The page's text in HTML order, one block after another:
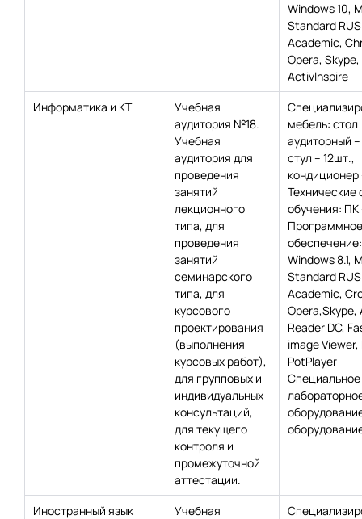
Windows 10,
Standard RUS
Academic,
Opera, Skype,
Activlnspire
Информатика и КТ
Учебная
аудитория №18.
Учебная
аудитория для
проведения
занятий
лекционного
типа, для
проведения
занятий
семинарского
типа, для
курсового
проектирования
(выполнения
курсовых работ),
для групповых и
индивидуальных
консультаций,
для текущего
контроля и
промежуточной
аттестации.
мебель: стол
аудиторный
стул – 12шт.,
кондиционер
Технические
обучения: ПК
Программное
обеспечение:
Windows 8.1,
Standard RUS
Academic,
Opera,Skype,
Reader DC,
image Viewer,
PotPlayer
Специальное
Иностранный язык
Учебная